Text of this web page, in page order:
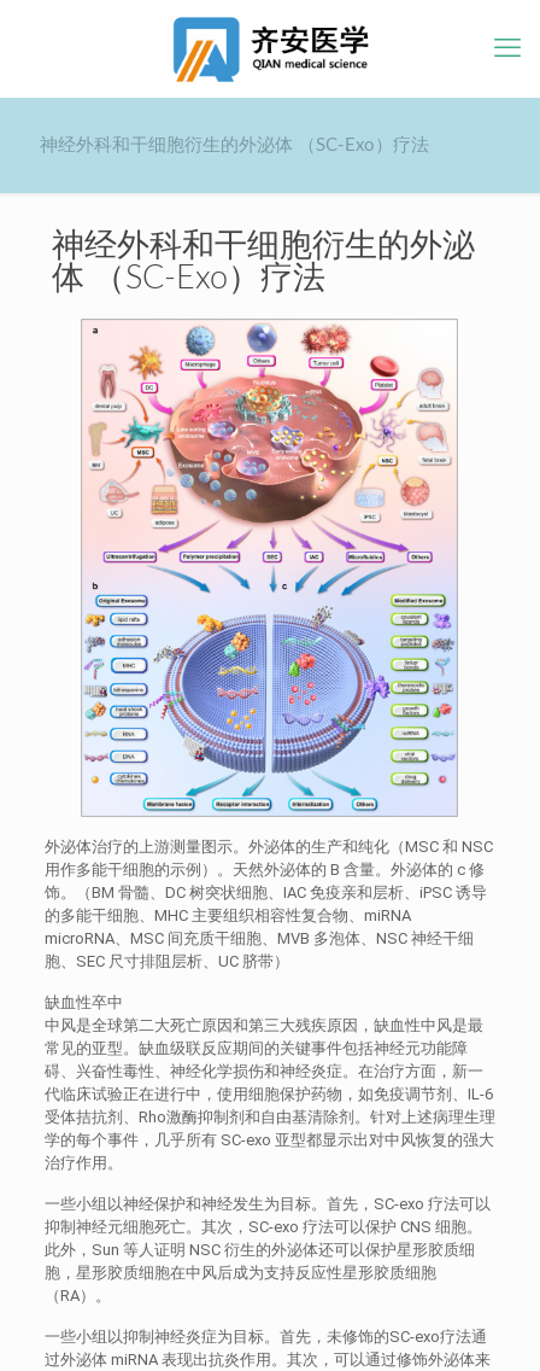
神经外科和干细胞衍生的外泌体 （SC-Exo）疗法
神经外科和干细胞衍生的外泌
体 （SC-Exo）疗法
外泌体治疗的上游测量图示。外泌体的生产和纯化（MSC 和 NSC
用作多能干细胞的示例）。天然外泌体的 B 含量。外泌体的 c 修
饰。（BM 骨髓、DC 树突状细胞、IAC 免疫亲和层析、iPSC 诱导
的多能干细胞、MHC 主要组织相容性复合物、miRNA
microRNA、MSC 间充质干细胞、MVB 多泡体、NSC 神经干细
胞、SEC 尺寸排阻层析、UC 脐带）
缺血性卒中
中风是全球第二大死亡原因和第三大残疾原因，缺血性中风是最
常见的亚型。缺血级联反应期间的关键事件包括神经元功能障
碍、兴奋性毒性、神经化学损伤和神经炎症。在治疗方面，新一
代临床试验正在进行中，使用细胞保护药物，如免疫调节剂、IL-6
受体拮抗剂、Rho激酶抑制剂和自由基清除剂。针对上述病理生理
学的每个事件，几乎所有 SC-exo 亚型都显示出对中风恢复的强大
治疗作用。
一些小组以神经保护和神经发生为目标。首先，SC-exo 疗法可以
抑制神经元细胞死亡。其次，SC-exo 疗法可以保护 CNS 细胞。
此外，Sun 等人证明 NSC 衍生的外泌体还可以保护星形胶质细
胞，星形胶质细胞在中风后成为支持反应性星形胶质细胞
（RA）。
一些小组以抑制神经炎症为目标。首先，未修饰的SC-exo疗法通
过外泌体 miRNA 表现出抗炎作用。其次，可以通过修饰外泌体来